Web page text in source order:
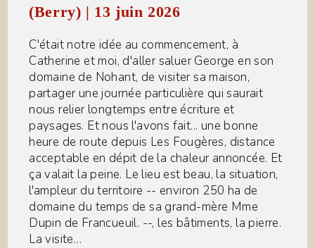
(Berry) | 13 juin 2026
C'était notre idée au commencement, à
Catherine et moi, d'aller saluer George en son
domaine de Nohant, de visiter sa maison,
partager une journée particulière qui saurait
nous relier longtemps entre écriture et
paysages. Et nous l'avons fait... une bonne
heure de route depuis Les Fougères, distance
acceptable en dépit de la chaleur annoncée. Et
ça valait la peine. Le lieu est beau, la situation,
l'ampleur du territoire -- environ 250 ha de
domaine du temps de sa grand-mère Mme
Dupin de Francueuil. --, les bâtiments, la pierre.
La visite…